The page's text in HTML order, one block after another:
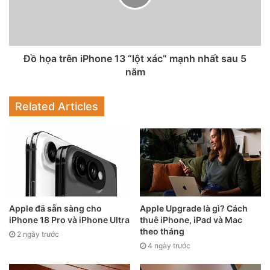
Tuy nhiên, Brazil không phải là quốc gia mà iPhone 13 yêu
cầu nhiều ngày làm việc nhất để mua khi mà ở Philippines,
mọi người cần làm việc 97 ngày, nghĩa là ba tháng với mức
lương tối thiểu để đủ tiền mua cùng mô hình, vốn có giá
1.025 USD (23,34 triệu đồng).
Đồ họa trên iPhone 13 “lột xác” mạnh nhất sau 5
năm
Related Articles
Apple đã sẵn sàng cho
iPhone 18 Pro và iPhone Ultra
2 ngày trước
Apple Upgrade là gì? Cách
thuê iPhone, iPad và Mac
theo tháng
4 ngày trước